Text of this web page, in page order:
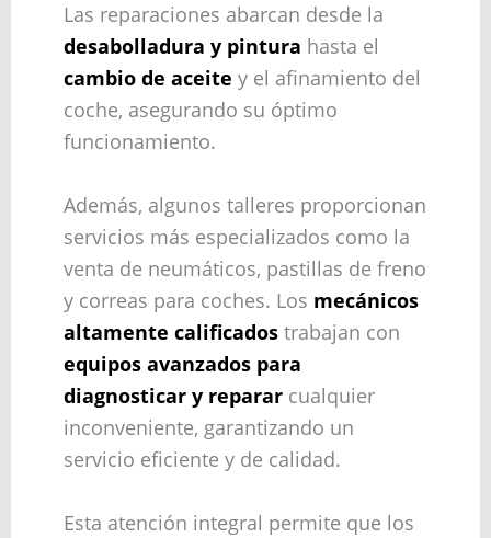
Las reparaciones abarcan desde la
desabolladura y pintura hasta el
cambio de aceite y el afinamiento del
coche, asegurando su óptimo
funcionamiento.
Además, algunos talleres proporcionan
servicios más especializados como la
venta de neumáticos, pastillas de freno
y correas para coches. Los mecánicos
altamente calificadostrabajan con
equipos avanzados para
diagnosticar y repararcualquier
inconveniente, garantizando un
servicio eficiente y de calidad.
Esta atención integral permite que los